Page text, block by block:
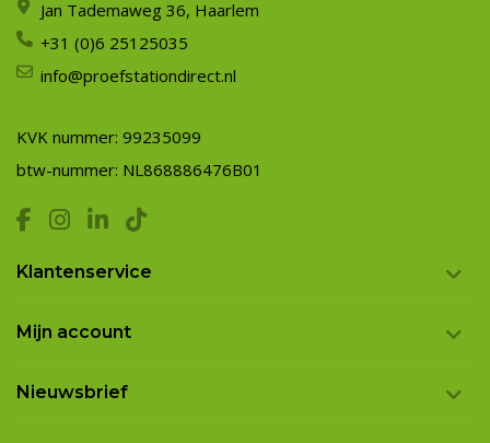
Jan Tademaweg 36, Haarlem
+31 (0)6 25125035
info@proefstationdirect.nl
KVK nummer: 99235099
btw-nummer: NL868886476B01
Klantenservice
Mijn account
Nieuwsbrief